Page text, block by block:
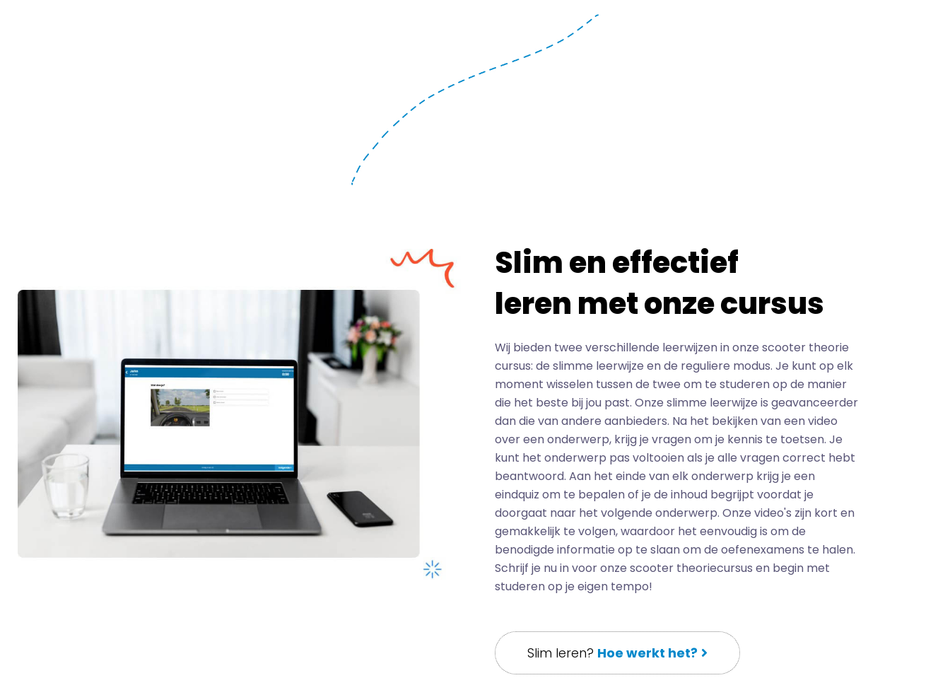
Slim en effectief
leren met onze cursus
Wij bieden twee verschillende leerwijzen in onze scooter theorie
cursus: de slimme leerwijze en de reguliere modus. Je kunt op elk
moment wisselen tussen de twee om te studeren op de manier
die het beste bij jou past. Onze slimme leerwijze is geavanceerder
dan die van andere aanbieders. Na het bekijken van een video
over een onderwerp, krijg je vragen om je kennis te toetsen. Je
kunt het onderwerp pas voltooien als je alle vragen correct hebt
beantwoord. Aan het einde van elk onderwerp krijg je een
eindquiz om te bepalen of je de inhoud begrijpt voordat je
doorgaat naar het volgende onderwerp. Onze video's zijn kort en
gemakkelijk te volgen, waardoor het eenvoudig is om de
benodigde informatie op te slaan om de oefenexamens te halen.
Schrijf je nu in voor onze scooter theoriecursus en begin met
studeren op je eigen tempo!
Slim leren? Hoe werkt het?